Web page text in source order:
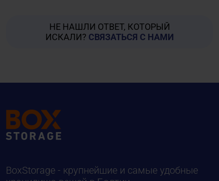
НЕ НАШЛИ ОТВЕТ, КОТОРЫЙ
ИСКАЛИ? СВЯЗАТЬСЯ С НАМИ
BoxStorage - крупнейшие и самые удобные